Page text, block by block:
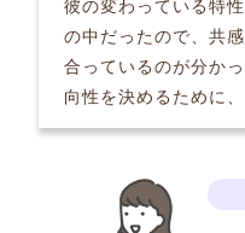
彼の変わっている特
の中だったので、共
合っているのが分か
向性を決めるために